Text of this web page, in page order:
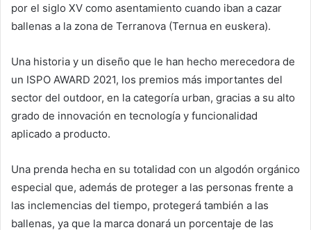
por el siglo XV como asentamiento cuando iban a cazar
ballenas a la zona de Terranova (Ternua en euskera).
Una historia y un diseño que le han hecho merecedora de
un ISPO AWARD 2021, los premios más importantes del
sector del outdoor, en la categoría urban, gracias a su alto
grado de innovación en tecnología y funcionalidad
aplicado a producto.
Una prenda hecha en su totalidad con un algodón orgánico
especial que, además de proteger a las personas frente a
las inclemencias del tiempo, protegerá también a las
ballenas, ya que la marca donará un porcentaje de las